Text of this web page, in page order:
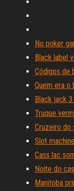
No poker
Black label
Códigos de
Quem era o
Black jack
Truque
Cruzeiro do
Slot
Cass lac
Noite do
Manitoba